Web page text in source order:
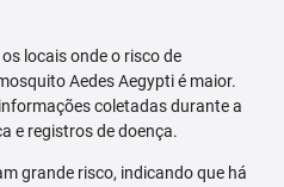
locais onde o risco de
Aedes Aegypti é maior.
coletadas durante a
e registros de doença.
grande risco, indicando que há